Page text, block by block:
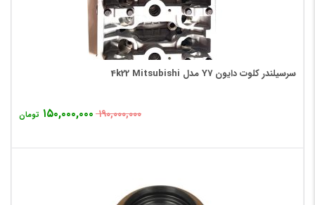
سرسیلندر کلوت دایون Y7 مدل 4k22 Mitsubishi
۱۹۰,۰۰۰,۰۰۰ ۱۵۰,۰۰۰,۰۰۰ تومان